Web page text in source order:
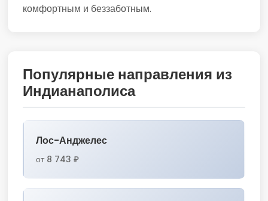
комфортным и беззаботным.
Популярные направления из
Индианаполиса
Лос-Анджелес
от 8 743 ₽